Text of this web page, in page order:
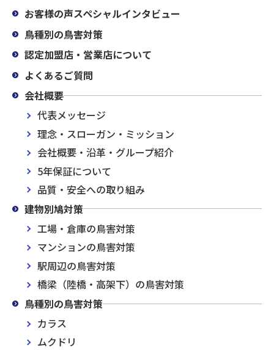
お客様の声スペシャルインタビュー
鳥種別の鳥害対策
認定加盟店・営業店について
よくあるご質問
会社概要
代表メッセージ
理念・スローガン・ミッション
会社概要・沿革・グループ紹介
5年保証について
品質・安全への取り組み
建物別鳩対策
工場・倉庫の鳥害対策
マンションの鳥害対策
駅周辺の鳥害対策
橋梁（陸橋・高架下）の鳥害対策
鳥種別の鳥害対策
カラス
ムクドリ